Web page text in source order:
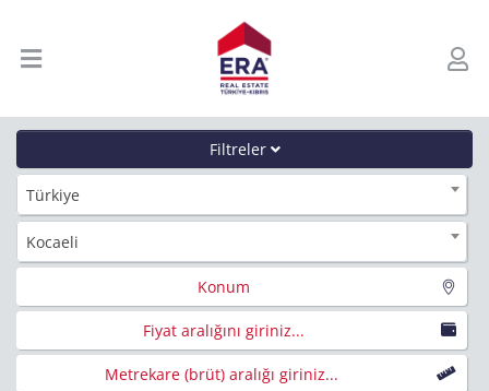
Filtreler
Türkiye
Kocaeli
Konum
Fiyat aralığını giriniz...
Metrekare (brüt) aralığı giriniz...